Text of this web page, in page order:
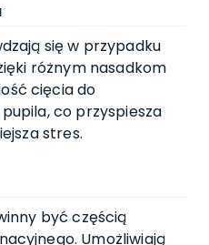
się w przypadku
różnym nasadkom
cięcia do
co przyspiesza
stres.
być częścią
Umożliwiają